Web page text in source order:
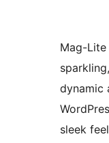
Mag-
dynamic
sleek